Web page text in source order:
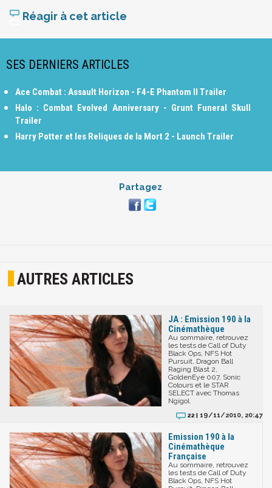
Réagir à cet article
SES DERNIERS ARTICLES
Ace Combat : Assault Horizon - F4-E Phantom II Trailer
Halo : Combat Evolved Anniversary - Grunt Funeral Skull
Trailer
Harry Potter et les Reliques de la Mort 2 - Launch Trailer
Partagez
AUTRES ARTICLES
JA : Emission 190 à la
Cinémathèque
Au sommaire, retrouvez
les tests de Call of Duty
Black Ops, NFS Hot
Pursuit, Dragon Ball
Raging Blast 2,
GoldenEye 007, Sonic
Colours et le STAR
SELECT avec Thomas
Ngigol.
22 | 19/11/2010, 20:47
Emission 190 à la
Cinémathèque
Française
Au sommaire, retrouvez
les tests de Call of Duty
Black Ops, NFS Hot